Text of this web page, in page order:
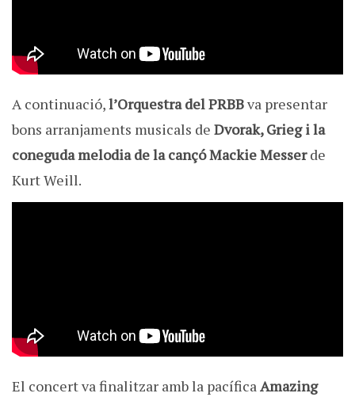
A continuació,l’Orquestra del PRBBva presentar
bons arranjaments musicals de Dvorak, Grieg i la
coneguda melodia de la cançó Mackie Messerde
Kurt Weill.
El concert va finalitzar amb la pacíficaAmazing